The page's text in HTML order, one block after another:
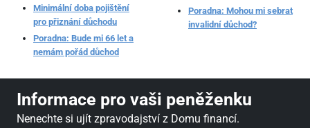
Minimální doba pojištění
pro přiznání důchodu
Poradna: Bude mi 66 let a
nemám pořád důchod
Poradna: Mohou mi sebrat
invalidní důchod?
Informace pro vaši peněženku
Nenechte si ujít zpravodajství z Domu financí.